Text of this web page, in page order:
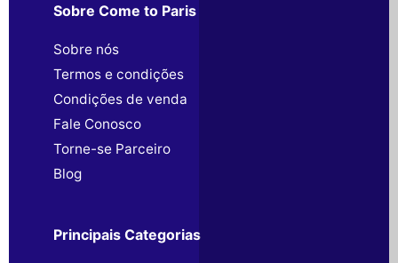
Sobre Come to Paris
Sobre nós
Termos e condições
Condições de venda
Fale Conosco
Torne-se Parceiro
Blog
Principais Categorias